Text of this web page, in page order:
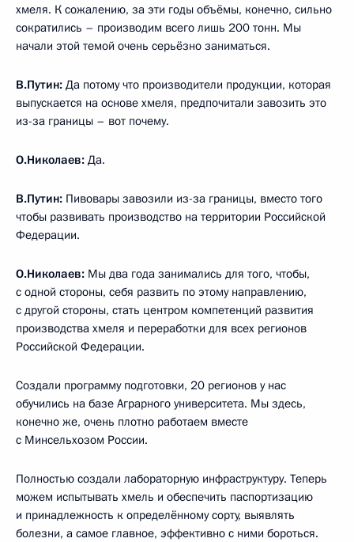
хмеля. К сожалению, за эти годы объёмы, конечно, сильно
сократились – производим всего лишь 200 тонн. Мы
начали этой темой очень серьёзно заниматься.
В.Путин: Да потому что производители продукции, которая
выпускается на основе хмеля, предпочитали завозить это
из-за границы – вот почему.
О.Николаев: Да.
В.Путин: Пивовары завозили из-за границы, вместо того
чтобы развивать производство на территории Российской
Федерации.
О.Николаев: Мы два года занимались для того, чтобы,
с одной стороны, себя развить по этому направлению,
с другой стороны, стать центром компетенций развития
производства хмеля и переработки для всех регионов
Российской Федерации.
Создали программу подготовки, 20 регионов у нас
обучились на базе Аграрного университета. Мы здесь,
конечно же, очень плотно работаем вместе
с Минсельхозом России.
Полностью создали лабораторную инфраструктуру. Теперь
можем испытывать хмель и обеспечить паспортизацию
и принадлежность к определённому сорту, выявлять
болезни, а самое главное, эффективно с ними бороться.